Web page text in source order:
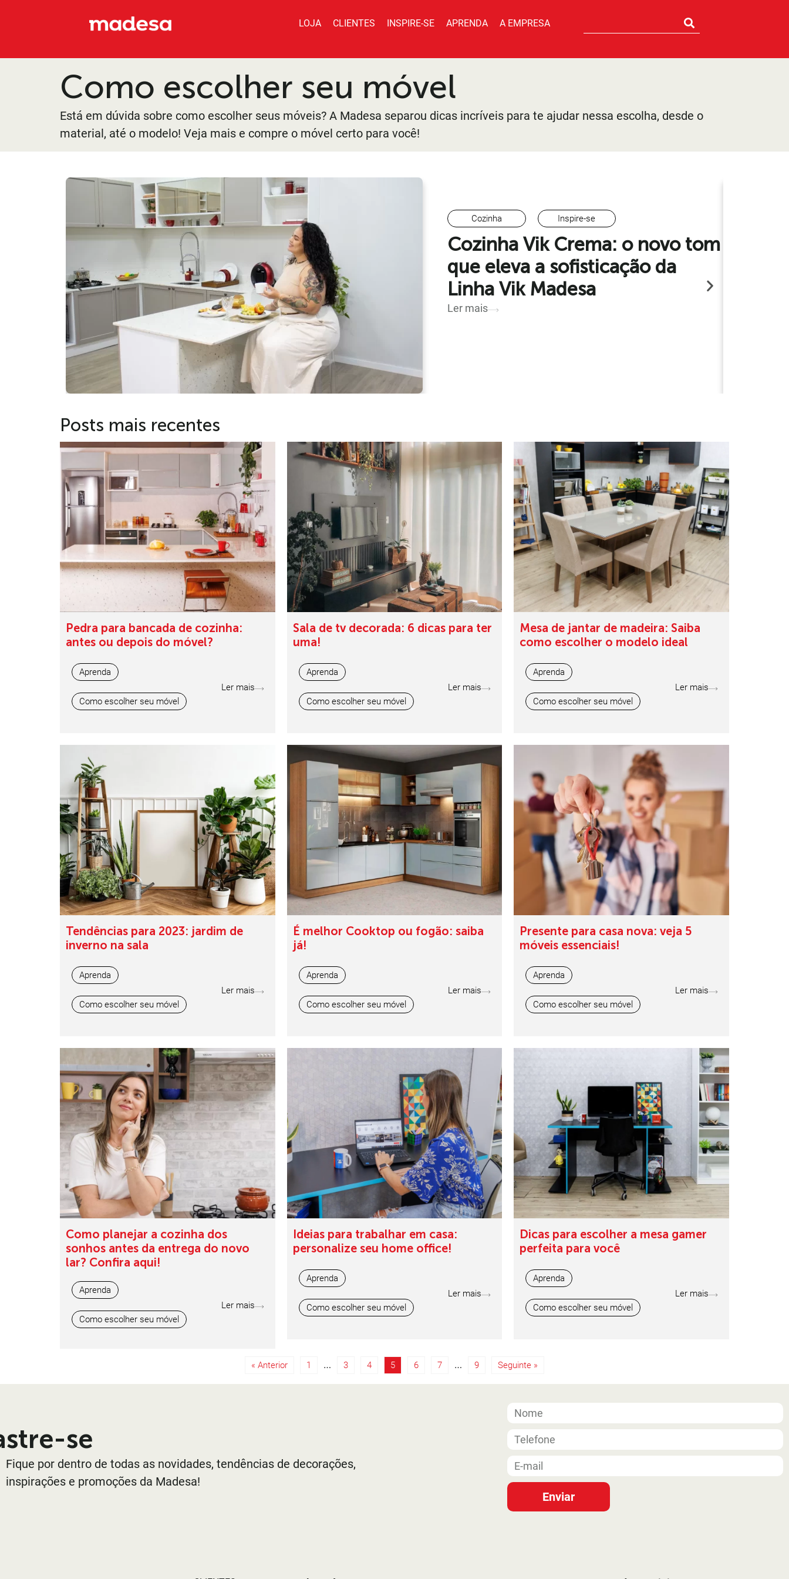
LOJA CLIENTES INSPIRE-SE APRENDA A EMPRESA
Como escolher seu móvel
Está em dúvida sobre como escolher seus móveis? A Madesa separou dicas incríveis para te ajudar nessa escolha, desde o
material, até o modelo! Veja mais e compre o móvel certo para você!
Cozinha Inspire-se
Cozinha Vik Crema: o novo tom
que eleva a sofisticação da
Linha Vik Madesa
Ler mais
Posts mais recentes
Pedra para bancada de cozinha:
antes ou depois do móvel?
Aprenda
Como escolher seu móvel
Ler mais
Sala de tv decorada: 6 dicas para ter
uma!
Aprenda
Como escolher seu móvel
Ler mais
Mesa de jantar de madeira: Saiba
como escolher o modelo ideal
Aprenda
Como escolher seu móvel
Ler mais
Tendências para 2023: jardim de
inverno na sala
Aprenda
Como escolher seu móvel
Ler mais
É melhor Cooktop ou fogão: saiba
já!
Aprenda
Como escolher seu móvel
Ler mais
Presente para casa nova: veja 5
móveis essenciais!
Aprenda
Como escolher seu móvel
Ler mais
Como planejar a cozinha dos
sonhos antes da entrega do novo
lar? Confira aqui!
Aprenda
Como escolher seu móvel
Ler mais
Ideias para trabalhar em casa:
personalize seu home office!
Aprenda
Como escolher seu móvel
Ler mais
Dicas para escolher a mesa gamer
perfeita para você
Aprenda
Como escolher seu móvel
Ler mais
« Anterior 1 … 3 4 5 6 7 … 9 Seguinte »
se
Fique por dentro de todas as novidades, tendências de decorações,
inspirações e promoções da Madesa!
Enviar